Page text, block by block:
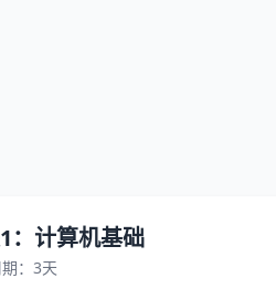
：计算机基础
：3天